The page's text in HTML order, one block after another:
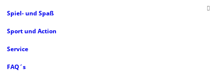
Spiel- und Spaß
Sport und Action
Service
FAQ´s